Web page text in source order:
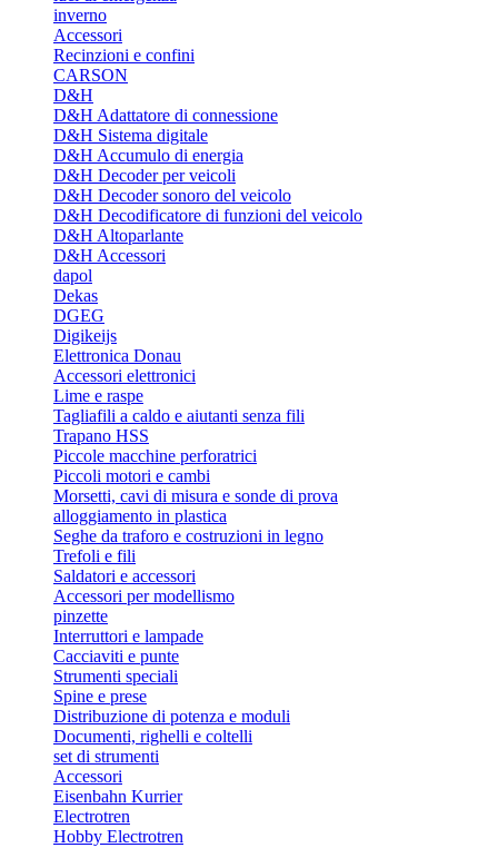
inverno
Accessori
Recinzioni e confini
CARSON
D&H
D&H Adattatore di connessione
D&H Sistema digitale
D&H Accumulo di energia
D&H Decoder per veicoli
D&H Decoder sonoro del veicolo
D&H Decodificatore di funzioni del veicolo
D&H Altoparlante
D&H Accessori
dapol
Dekas
DGEG
Digikeijs
Elettronica Donau
Accessori elettronici
Lime e raspe
Tagliafili a caldo e aiutanti senza fili
Trapano HSS
Piccole macchine perforatrici
Piccoli motori e cambi
Morsetti, cavi di misura e sonde di prova
alloggiamento in plastica
Seghe da traforo e costruzioni in legno
Trefoli e fili
Saldatori e accessori
Accessori per modellismo
pinzette
Interruttori e lampade
Cacciaviti e punte
Strumenti speciali
Spine e prese
Distribuzione di potenza e moduli
Documenti, righelli e coltelli
set di strumenti
Accessori
Eisenbahn Kurrier
Electrotren
Hobby Electrotren